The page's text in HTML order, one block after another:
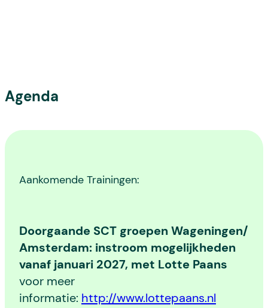
Agenda
Aankomende Trainingen:
Doorgaande SCT groepen Wageningen/
Amsterdam: instroom mogelijkheden
vanaf januari 2027, met Lotte Paans
voor meer
informatie: http://www.lottepaans.nl